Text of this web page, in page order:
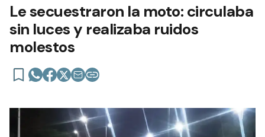
Le secuestraron la moto: circulaba
sin luces y realizaba ruidos
molestos